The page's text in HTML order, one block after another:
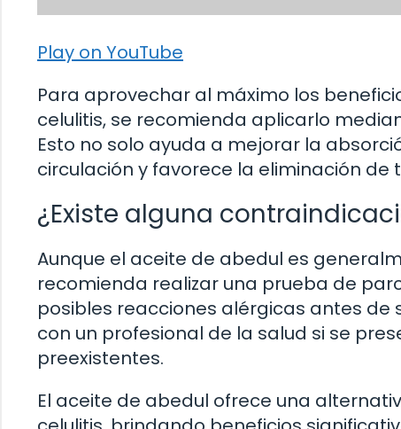
Play on YouTube
Para aprovechar al máximo los
celulitis, se recomienda aplicarlo
Esto no solo ayuda a mejorar la
circulación y favorece la eliminación de
¿Existe alguna
Aunque el aceite de abedul es
recomienda realizar una prueba de
posibles reacciones alérgicas antes de
con un profesional de la salud si se
preexistentes.
El aceite de abedul ofrece una